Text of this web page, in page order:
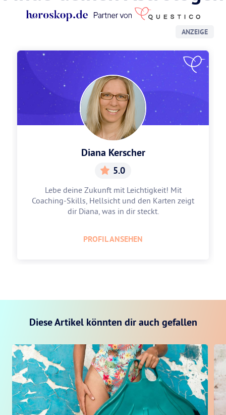
ANZEIGE
Diana Kerscher
5.0
Lebe deine Zukunft mit Leichtigkeit! Mit
Coaching-Skills, Hellsicht und den Karten zeigt
dir Diana, was in dir steckt.
PROFIL ANSEHEN
Diese Artikel könnten dir auch gefallen